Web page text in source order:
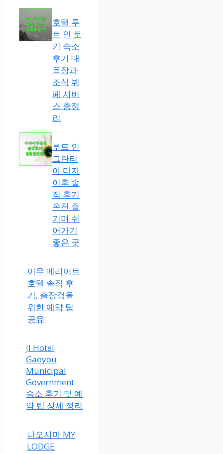
호텔 루
트 인 토
키 숙소
후기 대
욕장과
조식 뷔
페 서비
스 총정
리
루트 인
그란티
아 다자
이후 솔
직 후기
온천 즐
기며 쉬
어가기
좋은 곳
이우 메리어트
호텔 솔직 후
기, 출장객을
위한 예약 팁
공유
JI Hotel
Gaoyou
Municipal
Government
숙소 후기 및 예
약 팁 상세 정리
나오시마 MY
LODGE